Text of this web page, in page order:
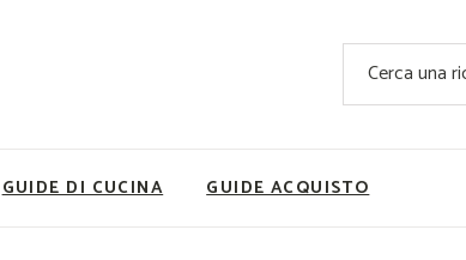
Cerca
GUIDE DI CUCINA GUIDE ACQUISTO
Ricette Facili e Veloci
Ricette Primi Piatti
Ricette Dolci
Ricette Carne
Ricette Secondi